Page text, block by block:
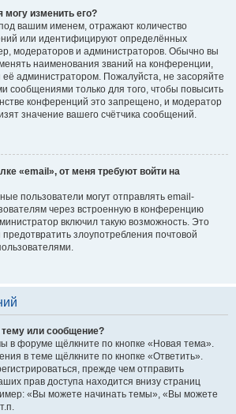
могу изменить его?
вашим именем, отражают количество
или идентифицируют определённых
модераторов и администраторов. Обычно вы
наименования званий на конференции,
её администратором. Пожалуйста, не засоряйте
сообщениями только для того, чтобы повысить
конференций это запрещено, и модератор
значение вашего счётчика сообщений.
«email», от меня требуют войти на
пользователи могут отправлять email-
через встроенную в конференцию
включил такую возможность. Это
злоупотребления почтовой
или сообщение?
в форуме щёлкните по кнопке «Новая тема».
в теме щёлкните по кнопке «Ответить».
прежде чем отправить
прав доступа находится внизу страниц
«Вы можете начинать темы», «Вы можете